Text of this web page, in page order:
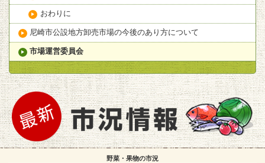
おわりに
尼崎市公設地方卸売市場の今後のあり方について
市場運営委員会
野菜・果物の市況